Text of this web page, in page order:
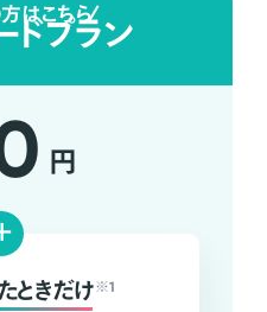
はこちら
ドプラン
円
ときだけ ※1